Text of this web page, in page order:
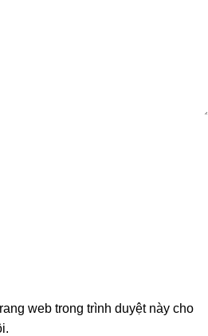
web trong trình duyệt này cho